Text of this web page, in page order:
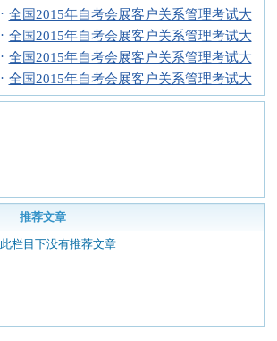
· 全国2015年自考会展客户关系管理考试大
· 全国2015年自考会展客户关系管理考试大
· 全国2015年自考会展客户关系管理考试大
· 全国2015年自考会展客户关系管理考试大
推荐文章
此栏目下没有推荐文章